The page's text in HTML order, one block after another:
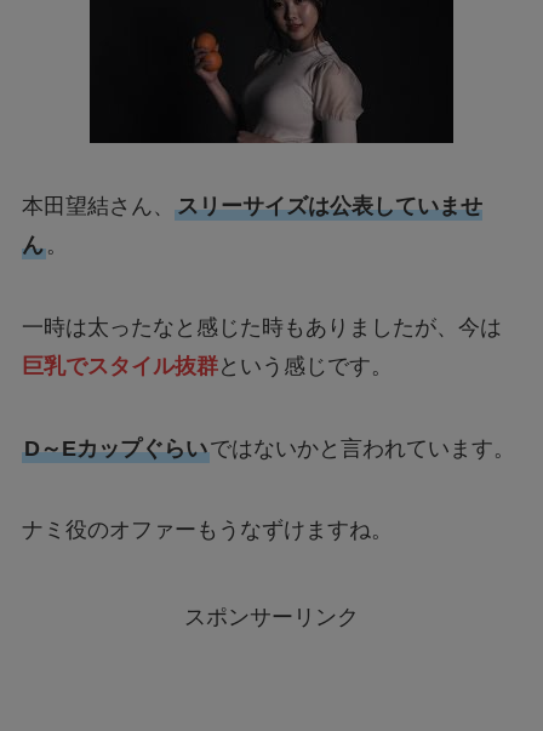
本田望結さん、 スリーサイズは公表していませ
ん。
一時は太ったなと感じた時もありましたが、今は
巨乳でスタイル抜群という感じです。
D～Eカップぐらいではないかと言われています。
ナミ役のオファーもうなずけますね。
スポンサーリンク